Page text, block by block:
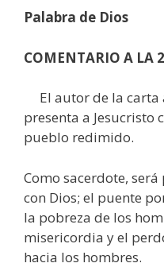
Palabra de Dios
COMENTARIO A LA
El autor de la carta
presenta a Jesucristo
pueblo redimido.
Como sacerdote,
con Dios; el puente
la pobreza de los
misericordia y el
hacia los hombres.